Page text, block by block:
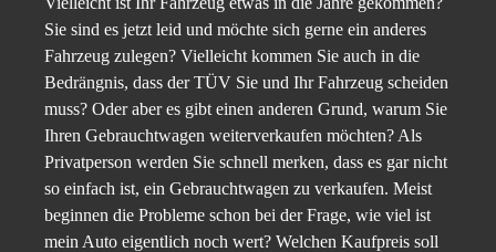
Sie sind es jetzt leid und möchte sich gerne ein anderes
Fahrzeug zulegen? Vielleicht kommen Sie auch in die
Bedrängnis, dass der TÜV Sie und Ihr Fahrzeug scheiden
muss? Oder aber es gibt einen anderen Grund, warum Sie
Ihren Gebrauchtwagen weiterverkaufen möchten? Als
Privatperson werden Sie schnell merken, dass es gar nicht
so einfach ist, ein Gebrauchtwagen zu verkaufen. Meist
beginnen die Probleme schon bei der Frage, wie viel ist
mein Auto eigentlich noch wert? Welchen Kaufpreis soll